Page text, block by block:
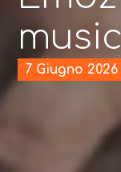
7 Giugno 2026